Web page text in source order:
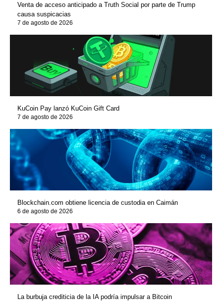
Venta de acceso anticipado a Truth Social por parte de Trump
causa suspicacias
7 de agosto de 2026
KuCoin Pay lanzó KuCoin Gift Card
7 de agosto de 2026
Blockchain.com obtiene licencia de custodia en Caimán
6 de agosto de 2026
La burbuja crediticia de la IA podría impulsar a Bitcoin